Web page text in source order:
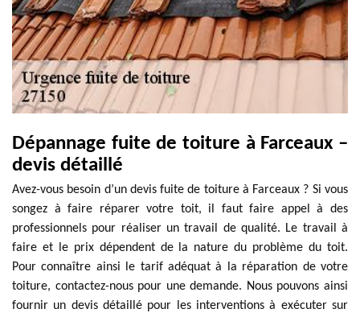
Dépannage fuite de toiture à Farceaux –
devis détaillé
Avez-vous besoin d’un devis fuite de toiture à Farceaux ? Si vous
songez à faire réparer votre toit, il faut faire appel à des
professionnels pour réaliser un travail de qualité. Le travail à
faire et le prix dépendent de la nature du problème du toit.
Pour connaître ainsi le tarif adéquat à la réparation de votre
toiture, contactez-nous pour une demande. Nous pouvons ainsi
fournir un devis détaillé pour les interventions à exécuter sur